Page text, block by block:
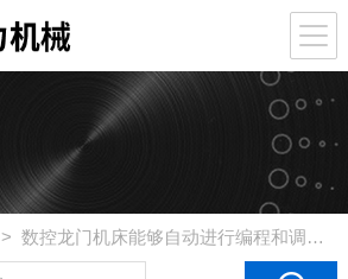
> 数控龙门机床能够自动进行编程和调整刀具